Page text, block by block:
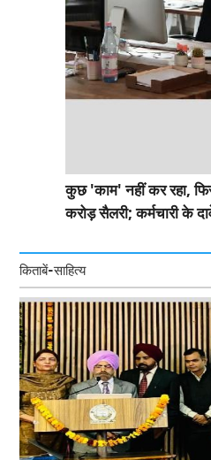
कुछ 'काम' नहीं कर रहा,
करोड़ सैलरी; कर्मचारी के
किताबें-साहित्य